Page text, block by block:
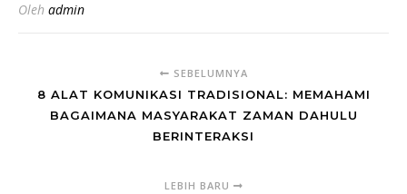
Oleh admin
SEBELUMNYA
8 ALAT KOMUNIKASI TRADISIONAL: MEMAHAMI
BAGAIMANA MASYARAKAT ZAMAN DAHULU
BERINTERAKSI
LEBIH BARU